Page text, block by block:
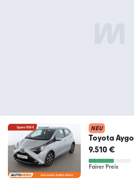
NEU
Toyota Aygo
Connect
9.510 €
Fairer Preis